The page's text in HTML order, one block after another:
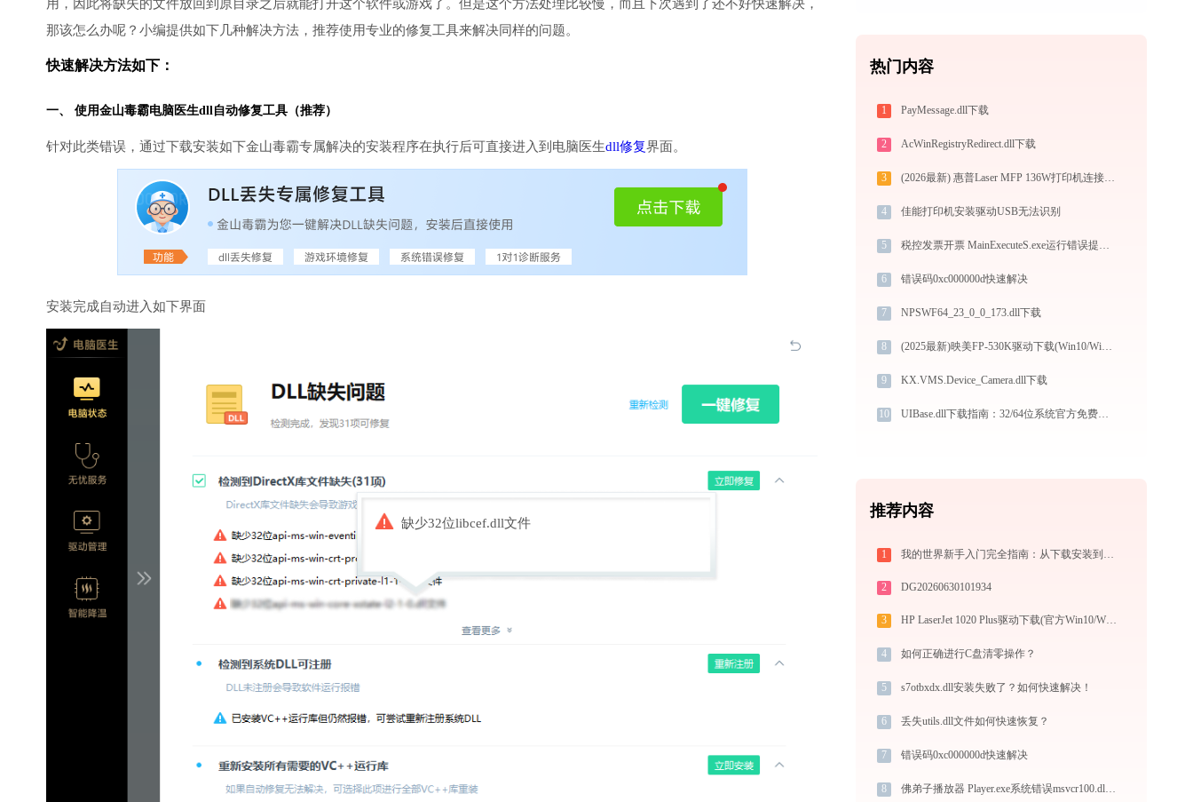
用，因此将缺失的文件放回到原目录之后就能打开这个软件或游戏了。但是这个方法处理比较慢，而且下次遇到了还不好快速解决，
那该怎么办呢？小编提供如下几种解决方法，推荐使用专业的修复工具来解决同样的问题。
快速解决方法如下：
一、 使用金山毒霸电脑医生dll自动修复工具（推荐）
针对此类错误，通过下载安装如下金山毒霸专属解决的安装程序在执行后可直接进入到电脑医生dll修复界面。
安装完成自动进入如下界面
缺少32位libcef.dll文件
热门内容
1 PayMessage.dll下载
2 AcWinRegistryRedirect.dll下载
3 (2026最新) 惠普Laser MFP 136W打印机连接问题解决方法 - 金山毒霸
4 佳能打印机安装驱动USB无法识别
5 税控发票开票 MainExecuteS.exe运行错误提示0xc000000d的解决办法
6 错误码0xc000000d快速解决
7 NPSWF64_23_0_0_173.dll下载
8 (2025最新)映美FP-530K驱动下载(Win10/Win11)官方安装图文教程
9 KX.VMS.Device_Camera.dll下载
10 UIBase.dll下载指南：32/64位系统官方免费下载与安装教程
推荐内容
1 我的世界新手入门完全指南：从下载安装到生存第一天，一篇讲透
2 DG20260630101934
3 HP LaserJet 1020 Plus驱动下载(官方Win10/Win11)
4 如何正确进行C盘清零操作？
5 s7otbxdx.dll安装失败了？如何快速解决！
6 丢失utils.dll文件如何快速恢复？
7 错误码0xc000000d快速解决
8 佛弟子播放器 Player.exe系统错误msvcr100.dll丢失如何解决